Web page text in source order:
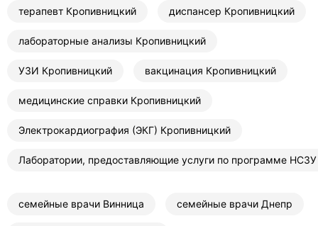
терапевт Кропивницкий диспансер Кропивницкий
лабораторные анализы Кропивницкий
УЗИ Кропивницкий вакцинация Кропивницкий
медицинские справки Кропивницкий
Электрокардиография (ЭКГ) Кропивницкий
Лаборатории, предоставляющие услуги по программе
семейные врачи Винница семейные врачи Днепр